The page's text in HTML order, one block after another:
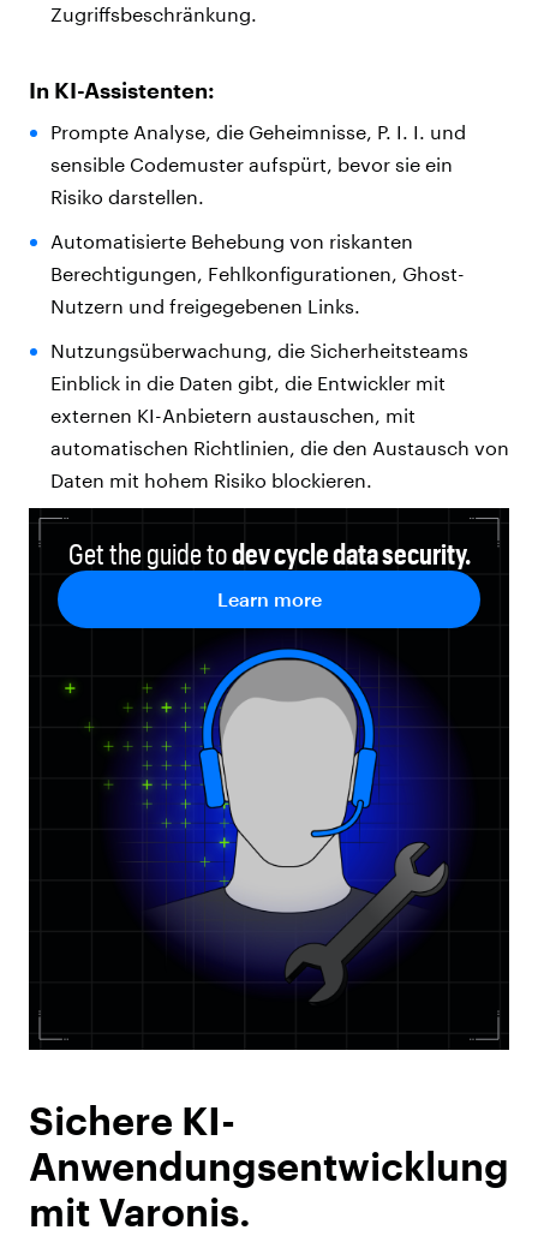
Zugriffsbeschränkung.
In KI-Assistenten:
Prompte Analyse, die Geheimnisse, P. I. I. und
sensible Codemuster aufspürt, bevor sie ein
Risiko darstellen.
Automatisierte Behebung von riskanten
Berechtigungen, Fehlkonfigurationen, Ghost-
Nutzern und freigegebenen Links.
Nutzungsüberwachung, die Sicherheitsteams
Einblick in die Daten gibt, die Entwickler mit
externen KI-Anbietern austauschen, mit
automatischen Richtlinien, die den Austausch von
Daten mit hohem Risiko blockieren.
Get the guide todev cycle data security.
Learn more
Sichere KI-
Anwendungsentwicklung
mit Varonis.